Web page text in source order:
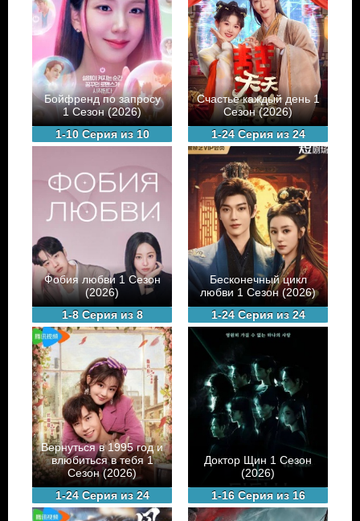
Бойфренд по запросу
1 Сезон (2026)
1-10 Серия из 10
Счастье каждый день 1
Сезон (2026)
1-24 Серия из 24
Фобия любви 1 Сезон
(2026)
1-8 Серия из 8
Бесконечный цикл
любви 1 Сезон (2026)
1-24 Серия из 24
Вернуться в 1995 год и
влюбиться в тебя 1
Сезон (2026)
1-24 Серия из 24
Доктор Щин 1 Сезон
(2026)
1-16 Серия из 16